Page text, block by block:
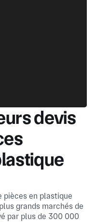
devis
pièces en plastique
grands marchés de
par plus de 300 000